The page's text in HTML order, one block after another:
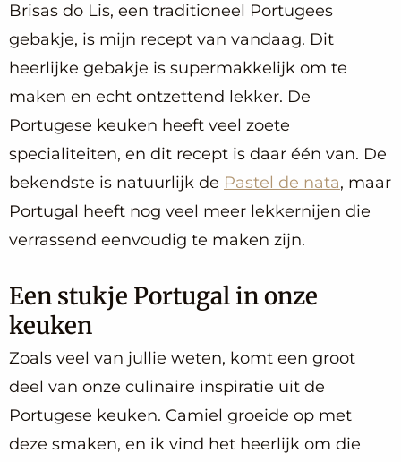
Brisas do Lis, een traditioneel Portugees
gebakje, is mijn recept van vandaag. Dit
heerlijke gebakje is supermakkelijk om te
maken en echt ontzettend lekker. De
Portugese keuken heeft veel zoete
specialiteiten, en dit recept is daar één van. De
bekendste is natuurlijk de Pastel de nata, maar
Portugal heeft nog veel meer lekkernijen die
verrassend eenvoudig te maken zijn.
Een stukje Portugal in onze
keuken
Zoals veel van jullie weten, komt een groot
deel van onze culinaire inspiratie uit de
Portugese keuken. Camiel groeide op met
deze smaken, en ik vind het heerlijk om die